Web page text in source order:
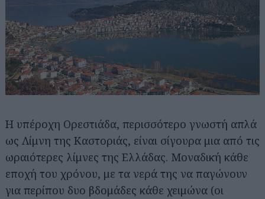
Η υπέροχη Ορεστιάδα, περισσότερο γνωστή απλά
ως Λίμνη της Καστοριάς, είναι σίγουρα μια από τις
ωραιότερες λίμνες της Ελλάδας. Μοναδική κάθε
εποχή του χρόνου, με τα νερά της να παγώνουν
για περίπου δυο βδομάδες κάθε χειμώνα (οι